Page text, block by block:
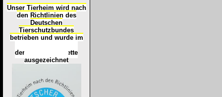
Unser Tierheim wird nach
den Richtlinien des
Deutschen
Tierschutzbundes
betrieben und wurde im
der
Tierheimplakette
ausgezeichnet